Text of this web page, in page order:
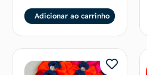
Adicionar ao carrinho